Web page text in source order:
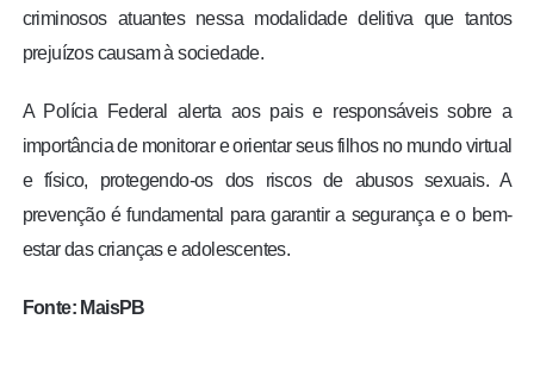
criminosos atuantes nessa modalidade delitiva que tantos
prejuízos causam à sociedade.
A Polícia Federal alerta aos pais e responsáveis sobre a
importância de monitorar e orientar seus filhos no mundo virtual
e físico, protegendo-os dos riscos de abusos sexuais. A
prevenção é fundamental para garantir a segurança e o bem-
estar das crianças e adolescentes.
Fonte: MaisPB